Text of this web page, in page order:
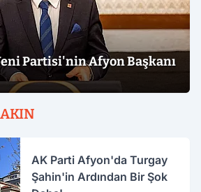
Partisi'nin Afyon Başkanı
AK Parti Afyon'da Turgay
Şahin'in Ardından Bir Şok